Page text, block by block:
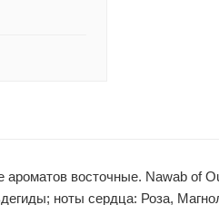
восточные. Nawab of
ноты сердца: Роза,